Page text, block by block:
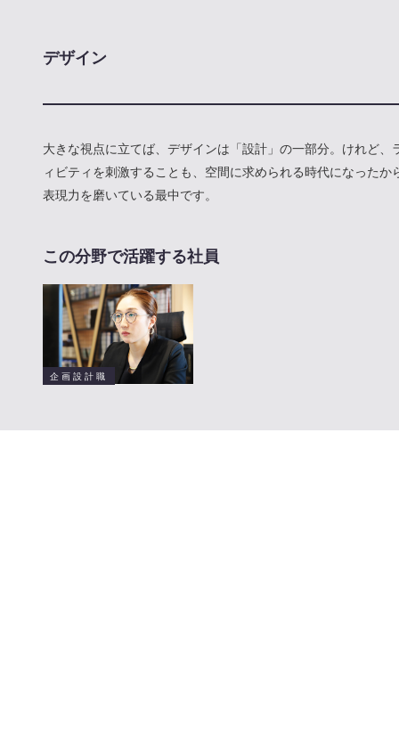
デザイン
大きな視点に立てば、デザインは「設計」の一部分。けれど
ィビティを刺激することも、空間に求められる時代になった
表現力を磨いている最中です。
この分野で活躍する社員
企画設計職